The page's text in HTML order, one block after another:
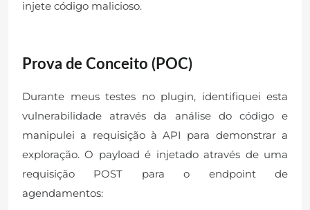
injete código malicioso.
Prova de Conceito (POC)
Durante meus testes no plugin, identifiquei esta
vulnerabilidade através da análise do código e
manipulei a requisição à API para demonstrar a
exploração. O payload é injetado através de uma
requisição POST para o endpoint de
agendamentos: